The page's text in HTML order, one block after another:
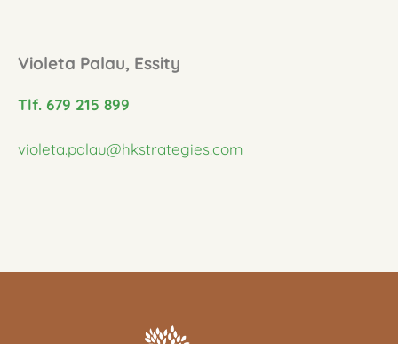
Violeta Palau, Essity
Tlf. 679 215 899
violeta.palau@hkstrategies.com